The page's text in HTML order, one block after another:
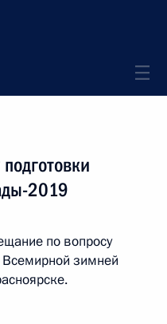
2019
по вопросу
Всемирной зимней